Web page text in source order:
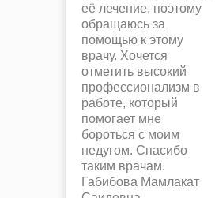
её лечение, поэтому
обращаюсь за
помощью к этому
врачу. Хочется
отметить высокий
профессионализм в
работе, который
помогает мне
бороться с моим
недугом. Спасибо
таким врачам.
Габибова Мамлакат